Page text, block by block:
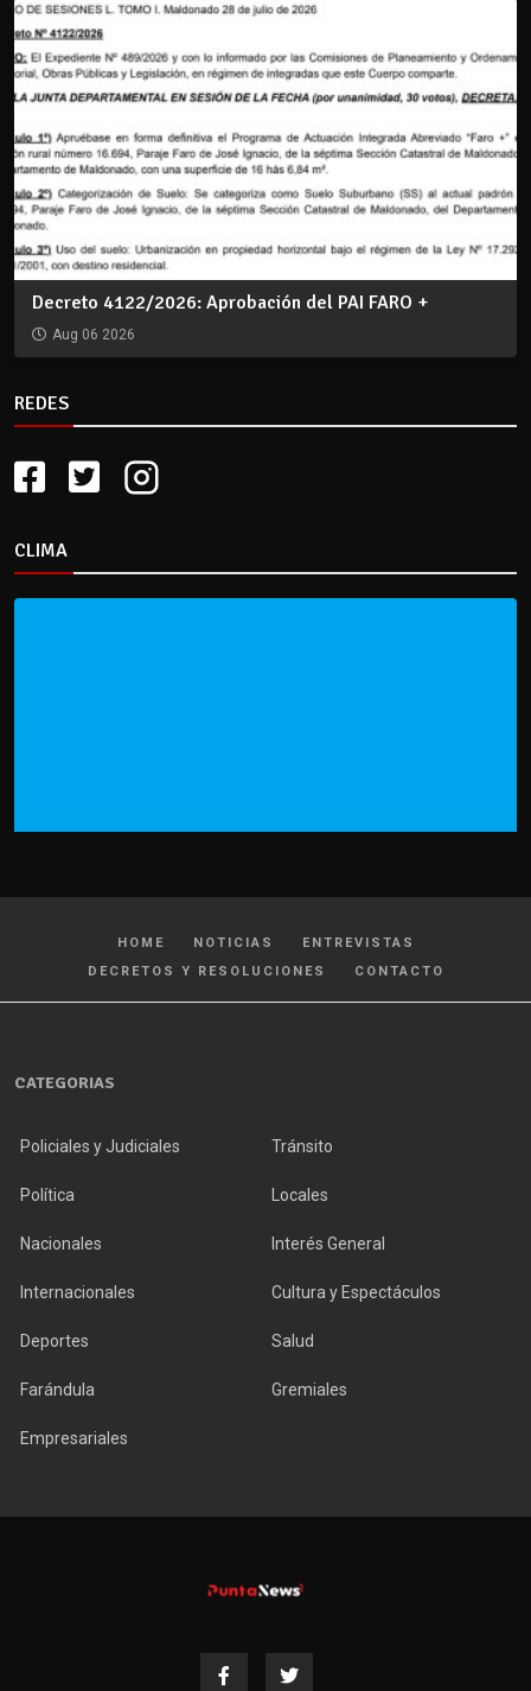
Decreto 4122/2026: Aprobación del PAI FARO +
Aug 06 2026
REDES
CLIMA
HOME NOTICIAS
ENTREVISTAS
DECRETOS Y RESOLUCIONES
CONTACTO
CATEGORIAS
Policiales y Judiciales Tránsito
Política Locales
Nacionales Interés General
Internacionales Cultura y Espectáculos
Deportes Salud
Farándula Gremiales
Empresariales